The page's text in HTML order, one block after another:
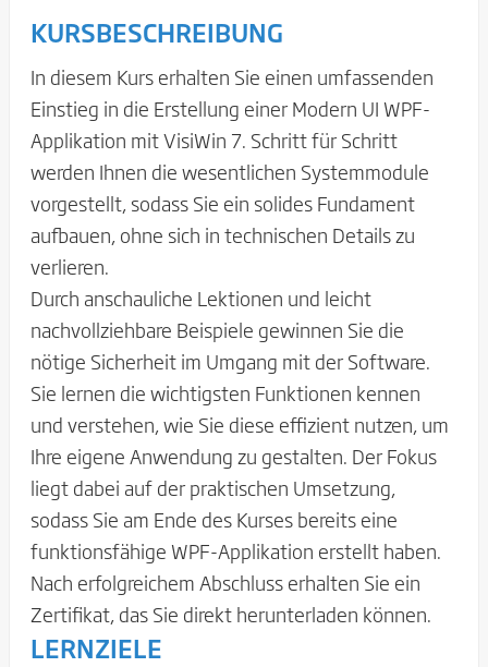
KURSBESCHREIBUNG
In diesem Kurs erhalten Sie einen umfassenden
Einstieg in die Erstellung einer Modern UI WPF-
Applikation mit VisiWin 7. Schritt für Schritt
werden Ihnen die wesentlichen Systemmodule
vorgestellt, sodass Sie ein solides Fundament
aufbauen, ohne sich in technischen Details zu
verlieren.
Durch anschauliche Lektionen und leicht
nachvollziehbare Beispiele gewinnen Sie die
nötige Sicherheit im Umgang mit der Software.
Sie lernen die wichtigsten Funktionen kennen
und verstehen, wie Sie diese effizient nutzen, um
Ihre eigene Anwendung zu gestalten. Der Fokus
liegt dabei auf der praktischen Umsetzung,
sodass Sie am Ende des Kurses bereits eine
funktionsfähige WPF-Applikation erstellt haben.
Nach erfolgreichem Abschluss erhalten Sie ein
Zertifikat, das Sie direkt herunterladen können.
LERNZIELE